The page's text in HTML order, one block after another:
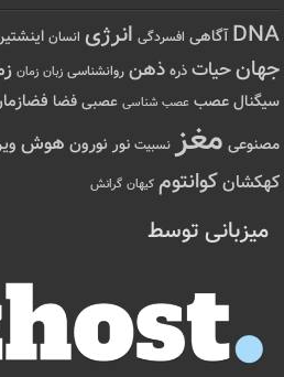
DNA آگاهی افسردگی انرژی انسان
جهانحیات ذره ذهن روانشناسی زبان زمان
سیگنال عصب عصب شناسی عصبی فضا
مصنوعی مغز نسبیت نور نورون هوش
کهکشانکوانتوم کیهان گرانش
میزبانی توسط